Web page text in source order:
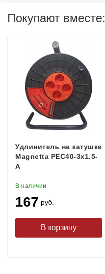
Покупают вместе:
Удлинитель на катушке
Magnetta PEC40-3x1.5-
A
В наличии
167 руб.